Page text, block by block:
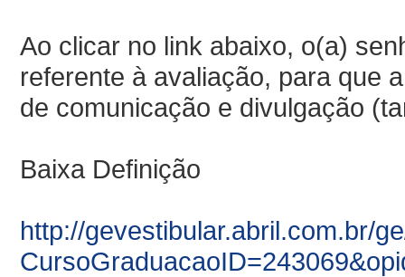
Ao clicar no link abaixo, o(a)
referente à avaliação, para que
de comunicação e divulgação
Baixa Definição
http://gevestibular.abril.com.br/